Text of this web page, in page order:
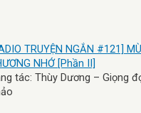
TRUYỆN NGẮN #121]
NHỚ [Phần II]
tác: Thùy Dương – Giọng